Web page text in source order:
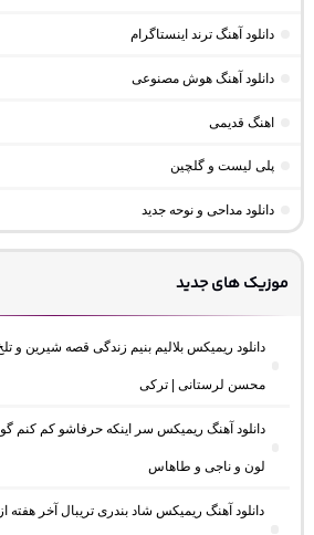
دانلود آهنگ ترند اینستاگرام
دانلود آهنگ هوش مصنوعی
اهنگ قدیمی
پلی لیست و گلچین
دانلود مداحی و نوحه جدید
موزیک های جدید
دانلود ریمیکس بلالیم بنیم زندگی قصه شیرین و
محسن لرستانی | ترکی
دانلود آهنگ ریمیکس سر اینکه حرفاشو کم
لون و ناجی و طاهاس
دانلود آهنگ ریمیکس شاد بندری تریبال آخر هفته